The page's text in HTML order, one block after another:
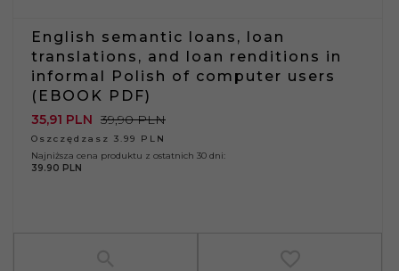
English semantic loans, loan
translations, and loan renditions in
informal Polish of computer users
(EBOOK PDF)
35,91 PLN 39,90 PLN
Oszczędzasz 3.99 PLN
Najniższa cena produktu z ostatnich 30 dni:
39.90 PLN